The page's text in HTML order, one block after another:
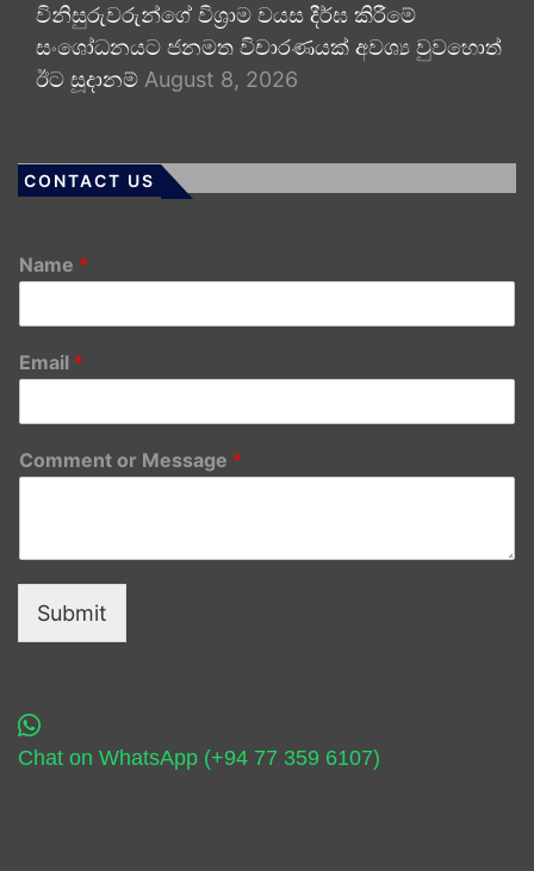
විනිසුරුවරුන්ගේ විශ්‍රාම වයස දීර්ඝ කිරීමේ
සංශෝධනයට ජනමත විචාරණයක් අවශ්‍ය වුවහොත්
ඊට සූදානම් August 8, 2026
CONTACT US
Name *
Email *
Comment or Message *
Submit
Chat on WhatsApp (+94 77 359 6107)